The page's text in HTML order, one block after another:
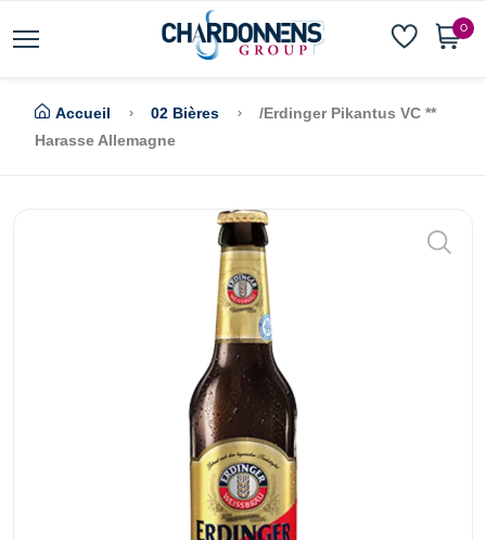
0
Accueil 02 Bières
/Erdinger Pikantus VC **
Harasse Allemagne